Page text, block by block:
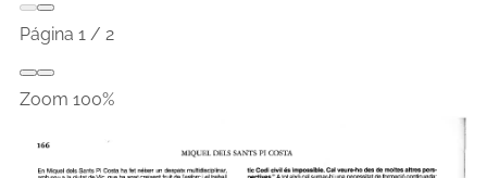
Página 1 / 2
Zoom 100%